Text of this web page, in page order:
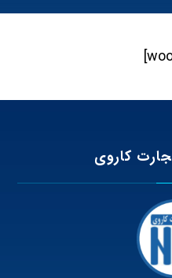
کاروی